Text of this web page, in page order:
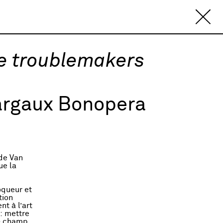
troublemakers
Bonopera
Van
la
et
à l’art
mettre